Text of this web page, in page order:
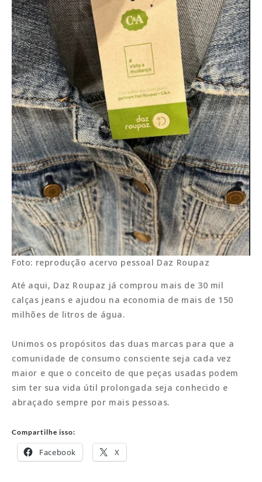
Foto: reprodução acervo pessoal Daz Roupaz
Até aqui, Daz Roupaz já comprou mais de 30 mil
calças jeans e ajudou na economia de mais de 150
milhões de litros de água.
Unimos os propósitos das duas marcas para que a
comunidade de consumo consciente seja cada vez
maior e que o conceito de que peças usadas podem
sim ter sua vida útil prolongada seja conhecido e
abraçado sempre por mais pessoas.
Compartilhe isso:
Facebook X